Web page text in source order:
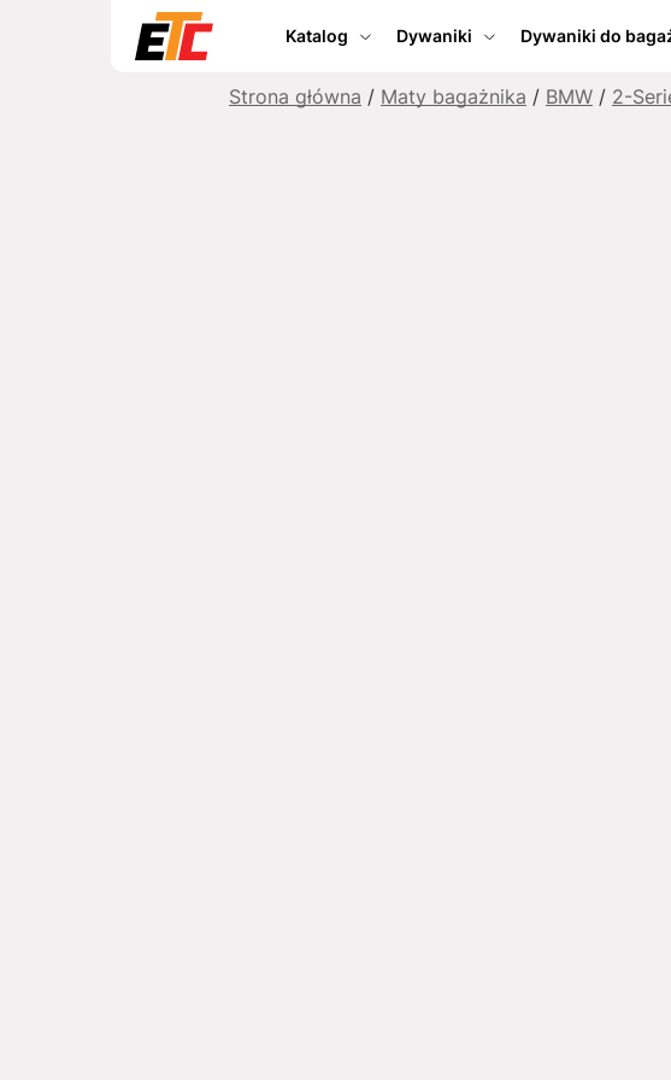
Katalog Dywaniki Dywaniki do
Strona główna / Maty bagażnika / BMW / 2-